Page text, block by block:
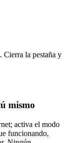
Cierra la pestaña y
mismo
activa el modo
funcionando,